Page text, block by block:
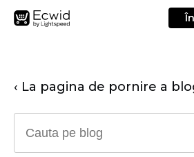
‹ La pagina de pornire a